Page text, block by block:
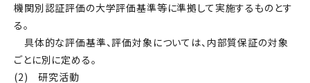
機関別認証評価の大学評価基準等に準拠して実施するものとす
る。
具体的な評価基準、評価対象については、内部質保証の対象
ごとに別に定める。
(2) 研究活動